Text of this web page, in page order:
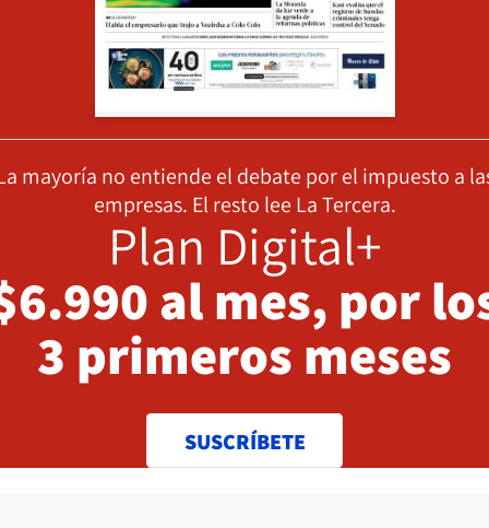
mayoría no entiende el debate por el impuesto a
empresas. El resto lee La Tercera.
Plan Digital+
al mes, por
3 primeros meses
SUSCRÍBETE